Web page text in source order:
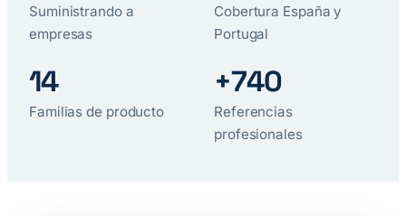
Suministrando a
empresas
Cobertura España y
Portugal
14
Familias de producto
+740
Referencias
profesionales